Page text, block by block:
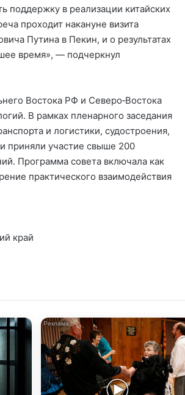
поддержку в реализации китайских
проходит накануне визита
Путина в Пекин, и о результатах
время», — подчеркнул
Востока РФ и Северо‑Востока
В рамках пленарного заседания
и логистики, судостроения,
приняли участие свыше 200
Программа совета включала как
практического взаимодействия
край